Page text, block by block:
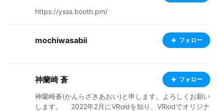
https://ysss.booth.pm/
mochiwasabii フォロー
神蘭崎 蒼 フォロー
神蘭崎蒼(かんらざきあおい)と申します。よろしくお願い
します。 2022年2月にVRoidを知り、VRiodでオリジナ